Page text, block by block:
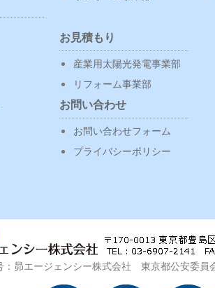
お見積もり
産業用太陽光発電事業部
リフォーム事業部
お問い合わせ
お問い合わせフォーム
プライバシーポリシー
：昴エージェンシー株式会社 東京都公安委